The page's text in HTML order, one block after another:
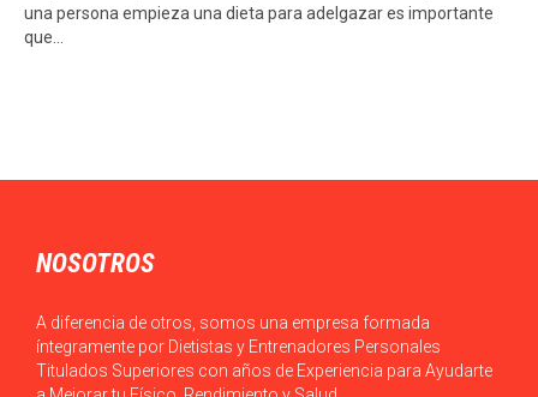
una persona empieza una dieta para adelgazar es importante
que…
NOSOTROS
A diferencia de otros, somos una empresa formada
íntegramente por Dietistas y Entrenadores Personales
Titulados Superiores con años de Experiencia para Ayudarte